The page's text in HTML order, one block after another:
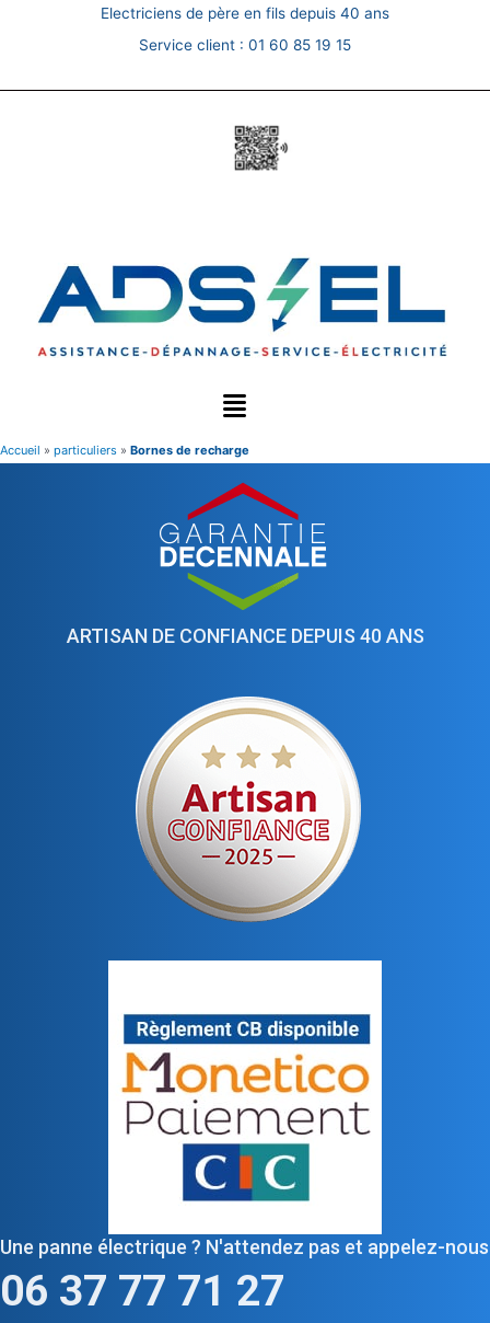
Electriciens de père en fils depuis 40 ans
Service client : 01 60 85 19 15
Accueil » particuliers » Bornes de recharge
ARTISAN DE CONFIANCE DEPUIS 40 ANS
Une panne électrique ? N'attendez pas et appelez-nous
06 37 77 71 27